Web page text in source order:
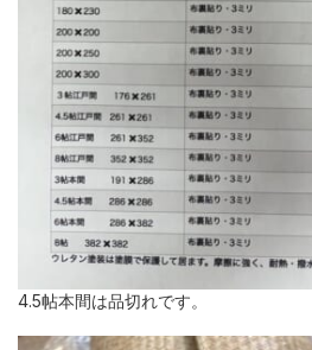
4.5帖本間は品切れです。